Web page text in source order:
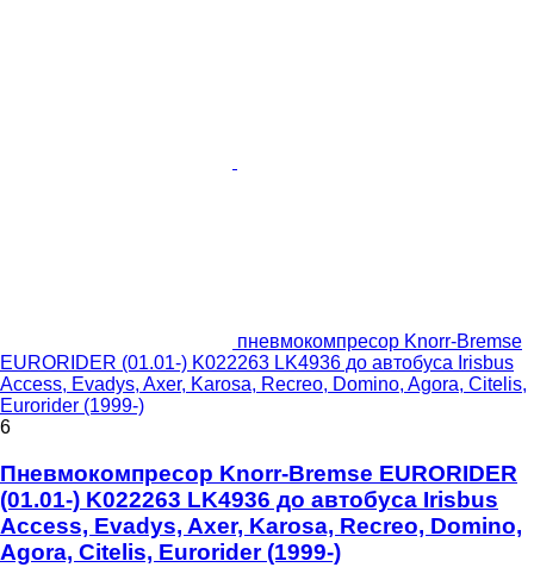
пневмокомпресор Knorr-Bremse
EURORIDER (01.01-) K022263 LK4936 до автобуса Irisbus
Access, Evadys, Axer, Karosa, Recreo, Domino, Agora, Citelis,
Eurorider (1999-)
6
Пневмокомпресор Knorr-Bremse EURORIDER
(01.01-) K022263 LK4936 до автобуса Irisbus
Access, Evadys, Axer, Karosa, Recreo, Domino,
Agora, Citelis, Eurorider (1999-)